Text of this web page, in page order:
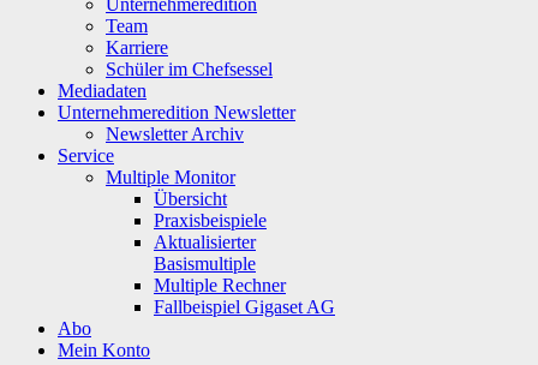
Unternehmeredition
Team
Karriere
Schüler im Chefsessel
Mediadaten
Unternehmeredition Newsletter
Newsletter Archiv
Service
Multiple Monitor
Übersicht
Praxisbeispiele
Aktualisierter
Basismultiple
Multiple Rechner
Fallbeispiel Gigaset AG
Abo
Mein Konto